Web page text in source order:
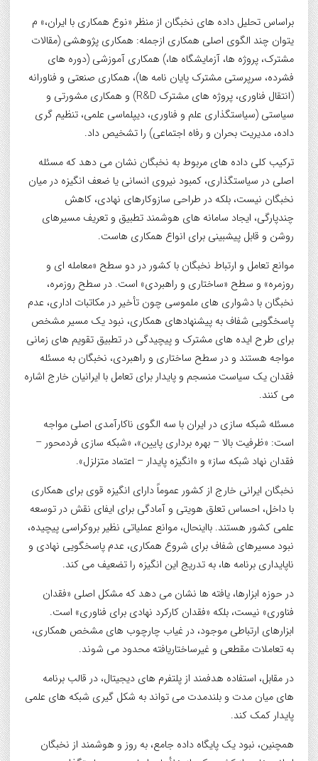
براساس تحلیل داده های نخبگان از منظر «نوع همکاری با ایران،» م
یتوان چند الگوی اصلی همکاری ازجمله: همکاری پژوهشی (مقالات
مشترک، پروژه ها، آزمایشگاه ها،) همکاری آموزشی (دوره های
فشرده، سرپرستی مشترک پایان نامه ها)، همکاری صنعتی و فناورانه
(انتقال فناوری، پروژه های مشترک R&D) و همکاری مشورتی و
سیاستی (سیاستگذاری علم و فناوری، دیپلماسی علمی، تنظیم گری
داده، مدیریت بحران و رفاه اجتماعی) را تشخیص داد.
ترکیب کلی داده های مربوط به نخبگان نشان می دهد که مسئله
اصلی در سیاستگذاری، کمبود نیروی انسانی یا ضعف انگیزه در میان
نخبگان نیست، بلکه در طراحی سازوکارهای نهادی، کاهش
چندپارگی، ایجاد سامانه های هوشمند تطبیق و تعریف مسیرهای
روشن و قابل پیشبینی برای انواع همکاری هاست.
موانع تعامل و ارتباط نخبگان با کشور در دو سطح «معامله ای و
روزمره» و سطح «ساختاری و راهبردی» است. در سطح روزمره،
نخبگان با دشواری های ملموسی چون تأخیر در مکاتبات اداری، عدم
پاسخگویی شفاف به پیشنهادهای همکاری، نبود یک مسیر مشخص
برای طرح ایده های مشترک و پیچیدگی در تطبیق تقویم های زمانی
مواجه هستند و در سطح ساختاری و راهبردی، نخبگان به مسئله
فقدان یک سیاست منسجم و پایدار برای تعامل با ایرانیان خارج اشاره
می کنند.
مسئله شبکه سازی در ایران با سه الگوی ناکارآمدی اصلی مواجه
است: «ظرفیت بالا – بهره برداری پایین»، «شبکه سازی فردمحور –
فقدان نهاد شبکه ساز» و «انگیزه پایدار – اعتماد متزلزل».
نخبگان ایرانی خارج از کشور عموماً دارای انگیزه قوی برای همکاری
با داخل، احساس تعلق هویتی و آمادگی برای ایفای نقش در توسعه
علمی کشور هستند. بااینحال، موانع عملیاتی نظیر بروکراسی پیچیده،
نبود مسیرهای شفاف برای شروع همکاری، عدم پاسخگویی نهادی و
ناپایداری برنامه ها، به تدریج این انگیزه را تضعیف می کند.
در حوزه ابزارها، یافته ها نشان می دهد که مشکل اصلی «فقدان
فناوری» نیست، بلکه «فقدان کارکرد نهادی برای فناوری» است.
ابزارهای ارتباطی موجود، در غیاب چارچوب های مشخص همکاری،
به تعاملات مقطعی و غیرساختاریافته محدود می شوند.
در مقابل، استفاده هدفمند از پلتفرم های دیجیتال، در قالب برنامه
های میان مدت و بلندمدت می تواند به شکل گیری شبکه های علمی
پایدار کمک کند.
همچنین، نبود یک پایگاه داده جامع، به روز و هوشمند از نخبگان